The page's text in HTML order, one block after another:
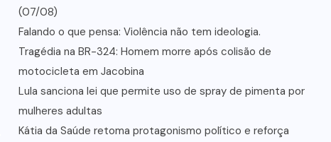
(07/08)
Falando o que pensa: Violência não tem ideologia.
Tragédia na BR-324: Homem morre após colisão de
motocicleta em Jacobina
Lula sanciona lei que permite uso de spray de pimenta por
mulheres adultas
Kátia da Saúde retoma protagonismo político e reforça